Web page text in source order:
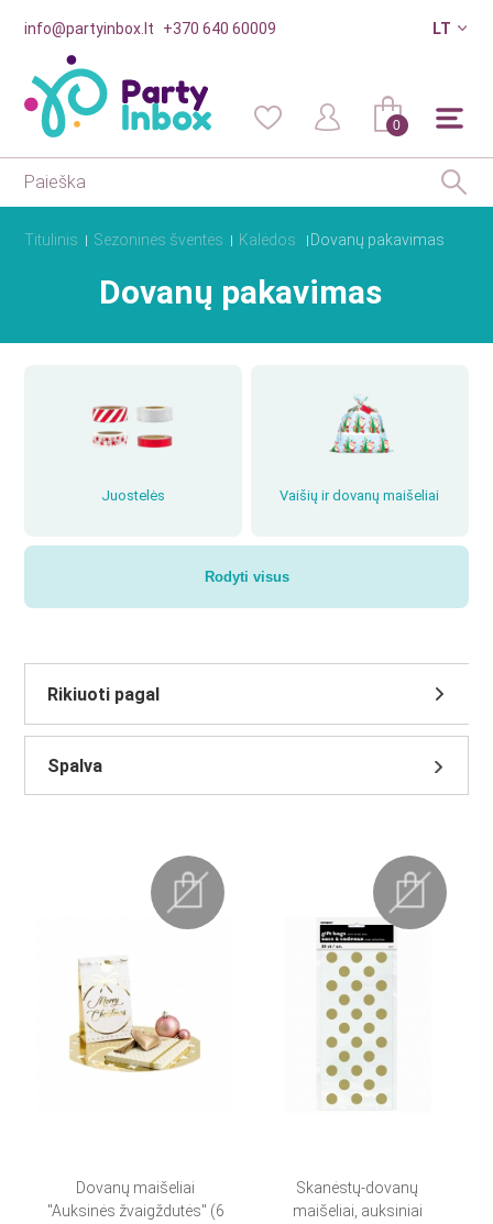
info@partyinbox.lt +370 640 60009 LT
0
Titulinis Sezoninės šventės Kalėdos Dovanų pakavimas
Dovanų pakavimas
Juostelės Vaišių ir dovanų maišeliai
Etiketės, segtukai ir kitos
smulkmenos
Rodyti visus
Spalva
Dovanų maišeliai
"Auksinės žvaigždutės" (6
Skanėstų-dovanų
maišeliai, auksiniai